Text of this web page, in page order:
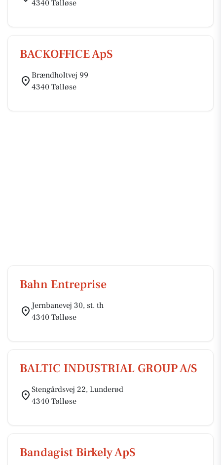
4340 Tølløse
BACKOFFICE ApS
Brændholtvej 99
4340 Tølløse
Bahn Entreprise
Jernbanevej 30, st. th
4340 Tølløse
BALTIC INDUSTRIAL GROUP A/S
Stengårdsvej 22, Lunderød
4340 Tølløse
Bandagist Birkely ApS